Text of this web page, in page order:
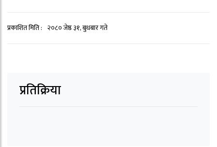
प्रकाशित मिति : २०८० जेष्ठ ३१, बुधबार गते
प्रतिक्रिया